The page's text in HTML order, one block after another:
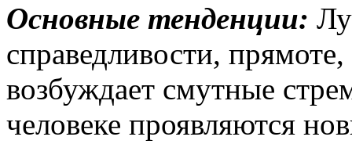
Основные тенденции:
справедливости, прямоте,
возбуждает смутные
человеке проявляются